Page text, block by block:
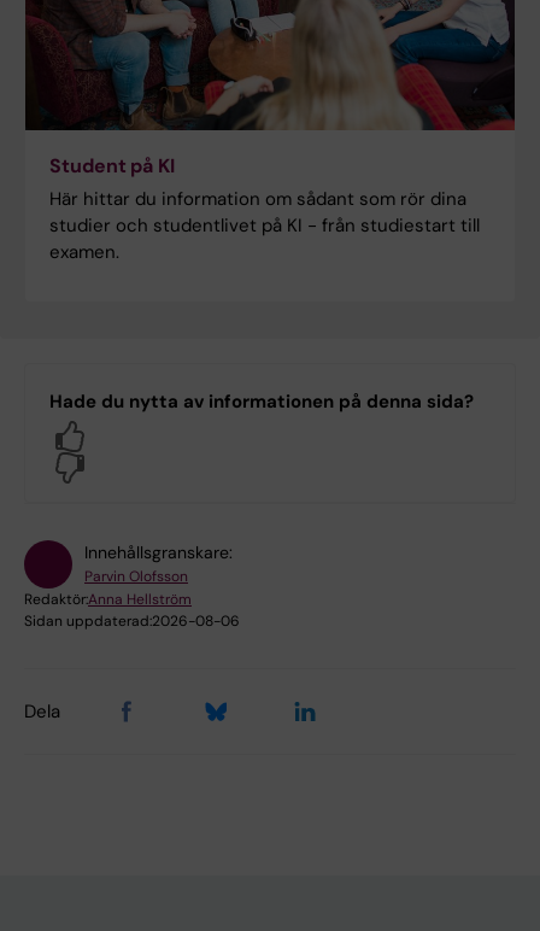
Student på KI
Här hittar du information om sådant som rör dina
studier och studentlivet på KI - från studiestart till
examen.
Hade du nytta av informationen på denna sida?
Innehållsgranskare:
Parvin Olofsson
Redaktör:Anna Hellström
Sidan uppdaterad:2026-08-06
Dela